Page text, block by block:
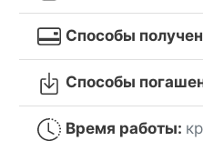
Способы
Способы
Время работы: